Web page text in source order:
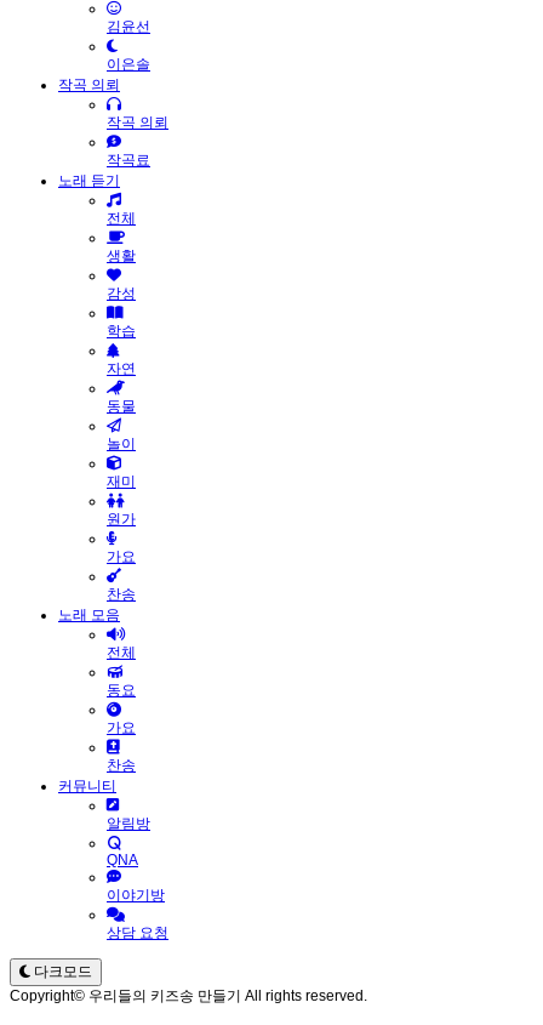
김윤선
이은솔
작곡 의뢰
작곡 의뢰
작곡료
노래 듣기
전체
생활
감성
학습
자연
동물
놀이
재미
원가
가요
찬송
노래 모음
전체
동요
가요
찬송
커뮤니티
알림방
QNA
이야기방
상담 요청
다크모드
Copyright© 우리들의 키즈송 만들기 All rights reserved.